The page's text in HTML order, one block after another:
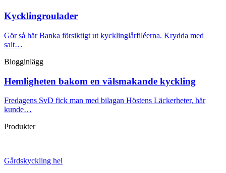
Kycklingroulader
Gör så här Banka försiktigt ut kycklinglårfiléerna. Krydda med
salt…
Blogginlägg
Hemligheten bakom en välsmakande kyckling
Fredagens SvD fick man med bilagan Höstens Läckerheter, här
kunde…
Produkter
Gårdskyckling hel